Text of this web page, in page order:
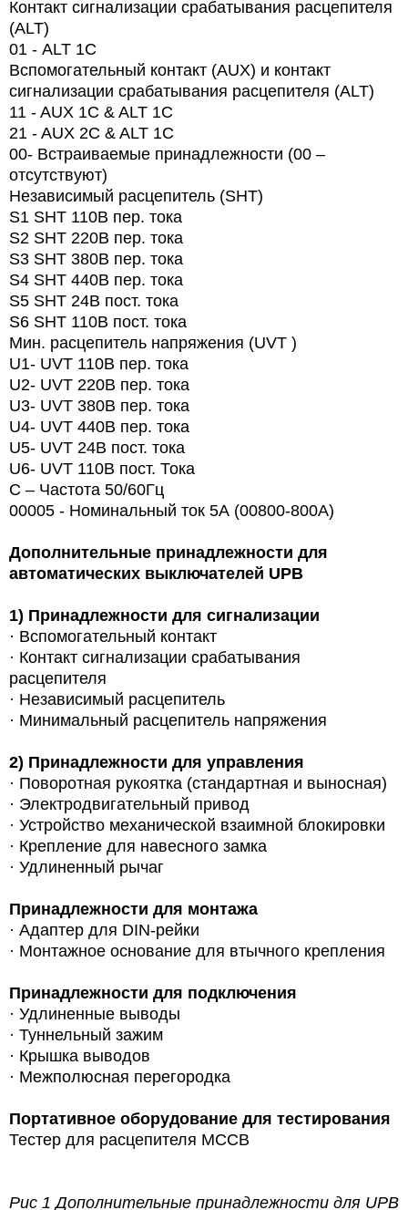
Контакт сигнализации срабатывания расцепителя
(ALT)
01 - ALT 1C
Вспомогательный контакт (AUX) и контакт
сигнализации срабатывания расцепителя (ALT)
11 - AUX 1C & ALT 1C
21 - AUX 2C & ALT 1C
00- Встраиваемые принадлежности (00 –
отсутствуют)
Независимый расцепитель (SHT)
S1 SHT 110В пер. тока
S2 SHT 220В пер. тока
S3 SHT 380В пер. тока
S4 SHT 440В пер. тока
S5 SHT 24В пост. тока
S6 SHT 110В пост. тока
Мин. расцепитель напряжения (UVT )
U1- UVT 110В пер. тока
U2- UVT 220В пер. тока
U3- UVT 380В пер. тока
U4- UVT 440В пер. тока
U5- UVT 24В пост. тока
U6- UVT 110В пост. Тока
С – Частота 50/60Гц
00005 - Номинальный ток 5А (00800-800A)
Дополнительные принадлежности для
автоматических выключателей UPB
1) Принадлежности для сигнализации
· Вспомогательный контакт
· Контакт сигнализации срабатывания
расцепителя
· Независимый расцепитель
· Минимальный расцепитель напряжения
2) Принадлежности для управления
· Поворотная рукоятка (стандартная и выносная)
· Электродвигательный привод
· Устройство механической взаимной блокировки
· Крепление для навесного замка
· Удлиненный рычаг
Принадлежности для монтажа
· Адаптер для DIN-рейки
· Монтажное основание для втычного крепления
Принадлежности для подключения
· Удлиненные выводы
· Туннельный зажим
· Крышка выводов
· Межполюсная перегородка
Портативное оборудование для тестирования
Тестер для расцепителя MCCB
Рис 1 Дополнительные принадлежности для UPB